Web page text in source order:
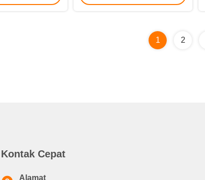
1 2
Kontak Cepat
Alamat